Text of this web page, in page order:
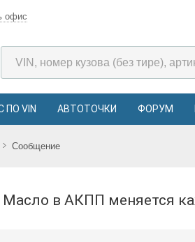
офис
ПО VIN АВТОТОЧКИ ФОРУМ
Сообщение
масло в АКПП меняется